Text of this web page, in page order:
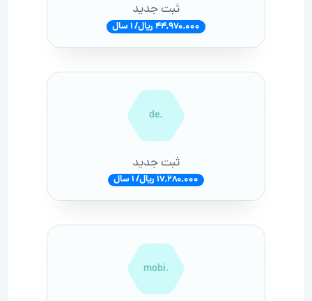
ثبت جدید
44,970,000 ریال/ 1 سال
.de
ثبت جدید
17,280,000 ریال/ 1 سال
.mobi